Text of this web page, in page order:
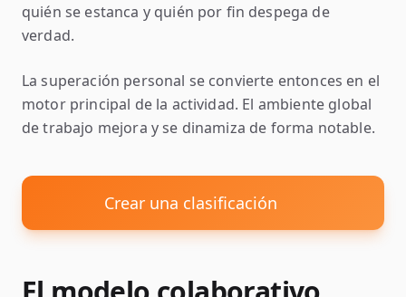
quién se estanca y quién por fin despega de
verdad.
La superación personal se convierte entonces en el
motor principal de la actividad. El ambiente global
de trabajo mejora y se dinamiza de forma notable.
Crear una clasificación